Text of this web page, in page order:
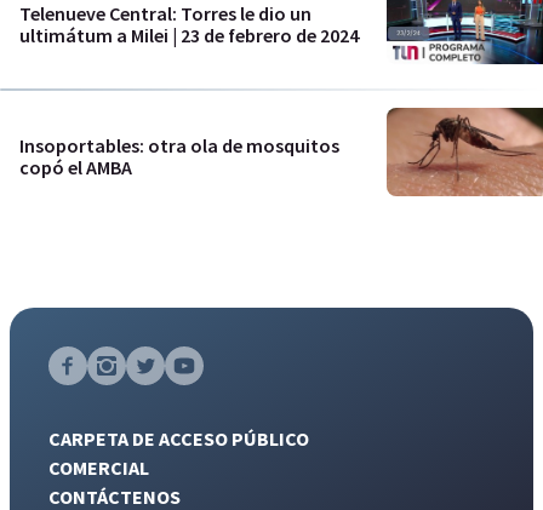
Telenueve Central: Torres le dio un
ultimátum a Milei | 23 de febrero de 2024
Insoportables: otra ola de mosquitos
copó el AMBA
CARPETA DE ACCESO PÚBLICO
COMERCIAL
CONTÁCTENOS